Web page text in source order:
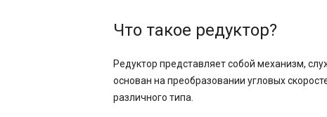
Что такое редуктор?
Редуктор представляет собой механизм,
основан на преобразовании угловых
различного типа.